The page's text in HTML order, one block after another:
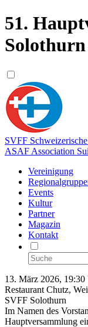
51.
Solothurn
SVFF
ASAF Association
Vereinigung
Events
Kultur
Partner
Magazin
Kontakt
13. März 2026, 19:30
Restaurant Chutz,
SVFF Solothurn
Im Namen des
Hauptversammlung